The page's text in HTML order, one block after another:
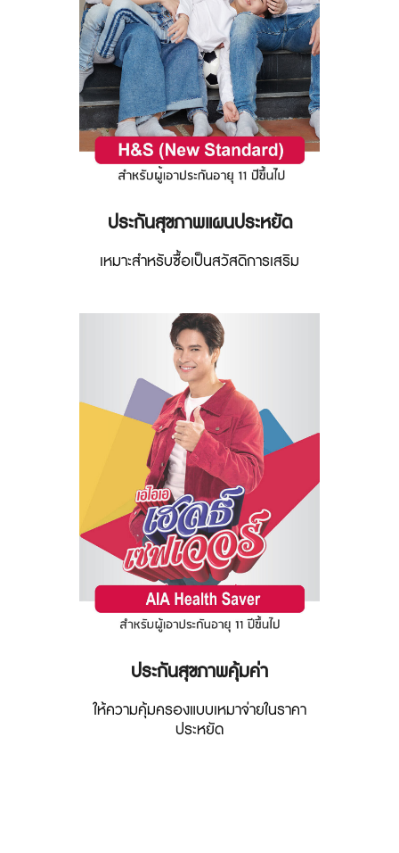
ประกันสุขภาพแผนประหยัด
เหมาะสำหรับซื้อเป็นสวัสดิการเสริม
ประกันสุขภาพคุ้มค่า
ให้ความคุ้มครองแบบเหมาจ่ายในราคา
ประหยัด